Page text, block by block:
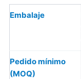
Embalaje
Pedido mínimo
(MOQ)